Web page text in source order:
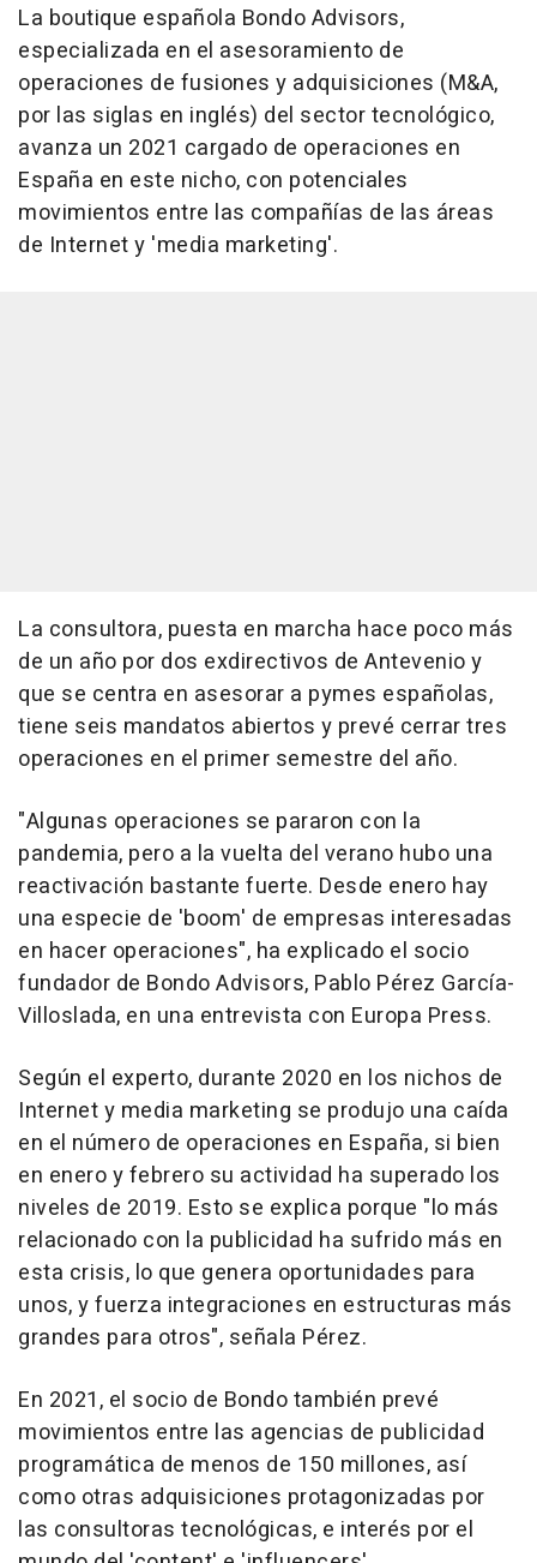
La boutique española Bondo Advisors,
especializada en el asesoramiento de
operaciones de fusiones y adquisiciones (M&A,
por las siglas en inglés) del sector tecnológico,
avanza un 2021 cargado de operaciones en
España en este nicho, con potenciales
movimientos entre las compañías de las áreas
de Internet y 'media marketing'.
La consultora, puesta en marcha hace poco más
de un año por dos exdirectivos de Antevenio y
que se centra en asesorar a pymes españolas,
tiene seis mandatos abiertos y prevé cerrar tres
operaciones en el primer semestre del año.
"Algunas operaciones se pararon con la
pandemia, pero a la vuelta del verano hubo una
reactivación bastante fuerte. Desde enero hay
una especie de 'boom' de empresas interesadas
en hacer operaciones", ha explicado el socio
fundador de Bondo Advisors, Pablo Pérez García-
Villoslada, en una entrevista con Europa Press.
Según el experto, durante 2020 en los nichos de
Internet y media marketing se produjo una caída
en el número de operaciones en España, si bien
en enero y febrero su actividad ha superado los
niveles de 2019. Esto se explica porque "lo más
relacionado con la publicidad ha sufrido más en
esta crisis, lo que genera oportunidades para
unos, y fuerza integraciones en estructuras más
grandes para otros", señala Pérez.
En 2021, el socio de Bondo también prevé
movimientos entre las agencias de publicidad
programática de menos de 150 millones, así
como otras adquisiciones protagonizadas por
las consultoras tecnológicas, e interés por el